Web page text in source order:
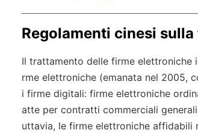
Regolamenti cinesi
Il trattamento delle firme elettroniche
rme elettroniche (emanata nel 2005,
i firme digitali: firme elettroniche
atte per contratti commerciali
uttavia, le firme elettroniche